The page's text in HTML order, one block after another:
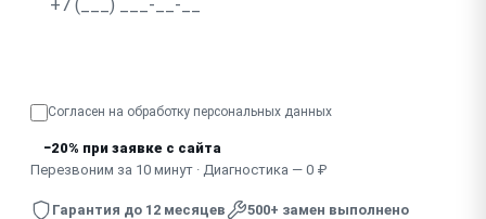
Согласен на обработку персональных данных
−20% при заявке с сайта
Перезвоним за 10 минут · Диагностика — 0 ₽
Гарантия до 12 месяцев
500+ замен выполнено